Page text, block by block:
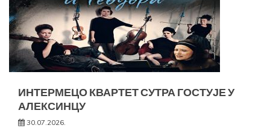
ИНТЕРМЕЦО КВАРТЕТ СУТРА ГОСТУЈЕ У
АЛЕКСИНЦУ
30.07.2026.